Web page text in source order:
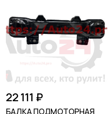
22 111 ₽
БАЛКА ПОДМОТОРНАЯ